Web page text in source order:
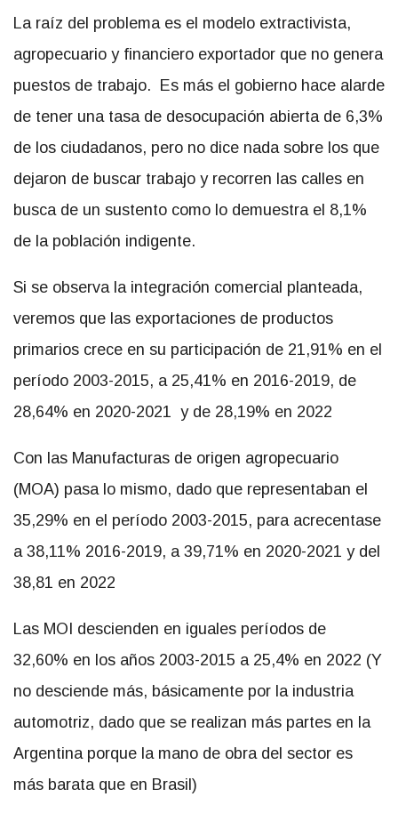
La raíz del problema es el modelo extractivista,
agropecuario y financiero exportador que no genera
puestos de trabajo. Es más el gobierno hace alarde
de tener una tasa de desocupación abierta de 6,3%
de los ciudadanos, pero no dice nada sobre los que
dejaron de buscar trabajo y recorren las calles en
busca de un sustento como lo demuestra el 8,1%
de la población indigente.
Si se observa la integración comercial planteada,
veremos que las exportaciones de productos
primarios crece en su participación de 21,91% en el
período 2003-2015, a 25,41% en 2016-2019, de
28,64% en 2020-2021 y de 28,19% en 2022
Con las Manufacturas de origen agropecuario
(MOA) pasa lo mismo, dado que representaban el
35,29% en el período 2003-2015, para acrecentase
a 38,11% 2016-2019, a 39,71% en 2020-2021 y del
38,81 en 2022
Las MOI descienden en iguales períodos de
32,60% en los años 2003-2015 a 25,4% en 2022 (Y
no desciende más, básicamente por la industria
automotriz, dado que se realizan más partes en la
Argentina porque la mano de obra del sector es
más barata que en Brasil)